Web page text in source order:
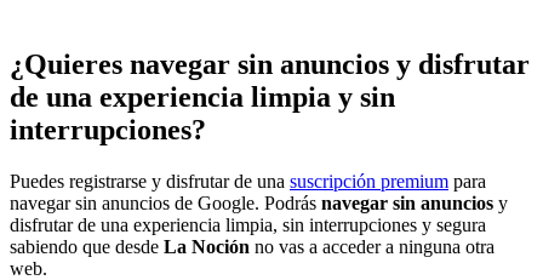
¿Quieres navegar sin anuncios y disfrutar
de una experiencia limpia y sin
interrupciones?
Puedes registrarse y disfrutar de una suscripción premium para
navegar sin anuncios de Google. Podrás navegar sin anuncios y
disfrutar de una experiencia limpia, sin interrupciones y segura
sabiendo que desde La Noción no vas a acceder a ninguna otra
web.